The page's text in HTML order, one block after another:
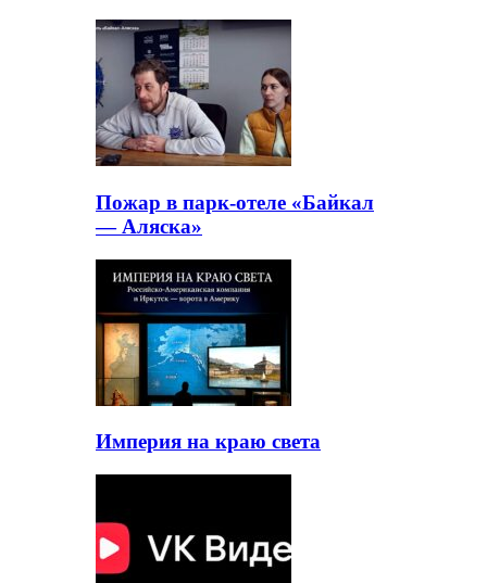
Пожар в парк-отеле «Байкал
— Аляска»
Империя на краю света